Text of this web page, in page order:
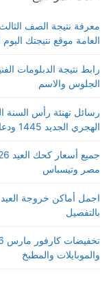
العامة موقع نتيجتك اليوم
الجلوس والاسم
الهجري الجديد 1445 ودعاء العام الجديد
مصر وتيسباس
بالتفصيل
والموبايلات والمطبخ